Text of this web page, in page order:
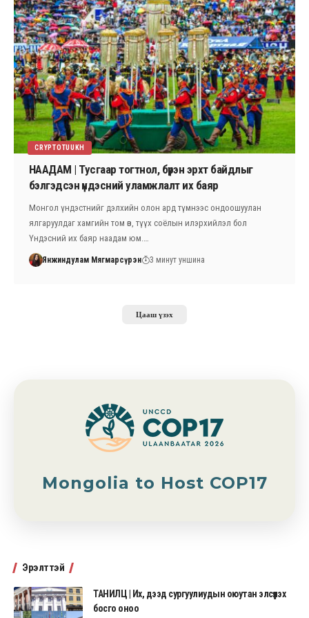
CRYPTOTUUKH
НААДАМ | Тусгаар тогтнол, бүрэн эрхт байдлыг
бэлгэдсэн үндэсний уламжлалт их баяр
Монгол үндэстнийг дэлхийн олон ард түмнээс ондоошуулан
ялгаруулдаг хамгийн том өв, түүх соёлын илэрхийлэл бол
Үндэсний их баяр наадам юм.…
Янжиндулам Мягмарсүрэн 3 минут уншина
Цааш үзэх
Mongolia to Host COP17
Эрэлттэй
ТАНИЛЦ | Их, дээд сургуулиудын оюутан элсүүлэх
босго оноо